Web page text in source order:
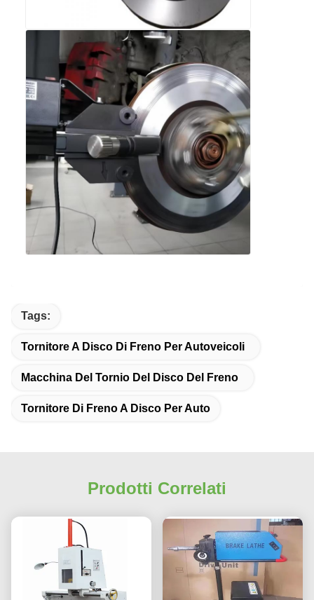
Tags:
Tornitore A Disco Di Freno Per Autoveicoli
Macchina Del Tornio Del Disco Del Freno
Tornitore Di Freno A Disco Per Auto
Prodotti Correlati